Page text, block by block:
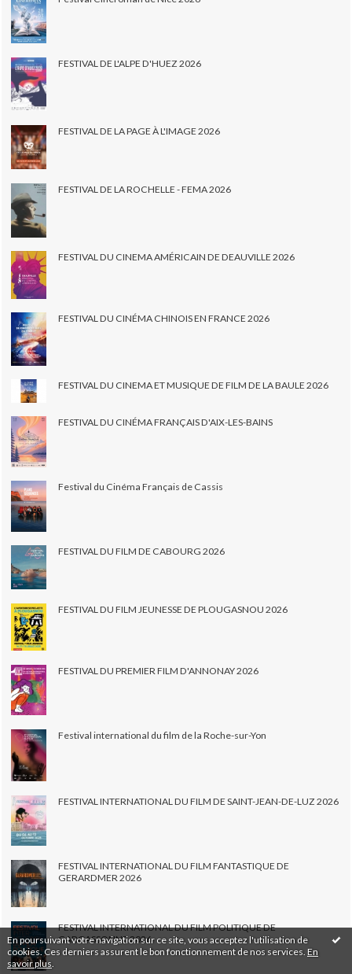
En poursuivant votre navigation sur ce site, vous acceptez l'utilisation de
cookies. Ces derniers assurent le bon fonctionnement de nos services. En
savoir plus
FESTIVAL DE L'ALPE D'HUEZ 2026
FESTIVAL DE LA PAGE À L'IMAGE 2026
FESTIVAL DE LA ROCHELLE - FEMA 2026
FESTIVAL DU CINEMA AMÉRICAIN DE DEAUVILLE 2026
FESTIVAL DU CINÉMA CHINOIS EN FRANCE 2026
FESTIVAL DU CINEMA ET MUSIQUE DE FILM DE LA BAULE 2026
FESTIVAL DU CINÉMA FRANÇAIS D'AIX-LES-BAINS
Festival du Cinéma Français de Cassis
FESTIVAL DU FILM DE CABOURG 2026
FESTIVAL DU FILM JEUNESSE DE PLOUGASNOU 2026
FESTIVAL DU PREMIER FILM D'ANNONAY 2026
Festival international du film de la Roche-sur-Yon
FESTIVAL INTERNATIONAL DU FILM DE SAINT-JEAN-DE-LUZ 2026
FESTIVAL INTERNATIONAL DU FILM FANTASTIQUE DE
GERARDMER 2026
FESTIVAL INTERNATIONAL DU FILM POLITIQUE DE
CARCASSONNE 2026